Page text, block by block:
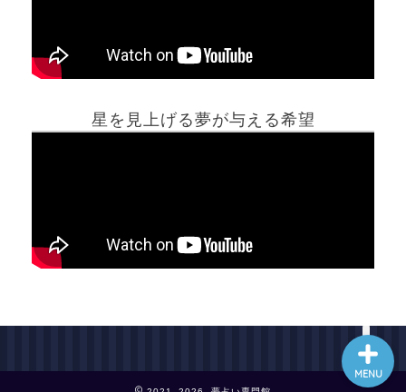
星を見上げる夢が与える希望
MENU
ホーム
最新記事動画